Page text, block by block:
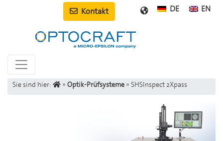
Kontakt DE EN
Sie sind hier: » Optik-Prüfsysteme » SHSInspect 2Xpass